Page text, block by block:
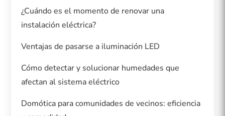
¿Cuándo es el momento de renovar una
instalación eléctrica?
Ventajas de pasarse a iluminación LED
Cómo detectar y solucionar humedades que
afectan al sistema eléctrico
Domótica para comunidades de vecinos: eficiencia